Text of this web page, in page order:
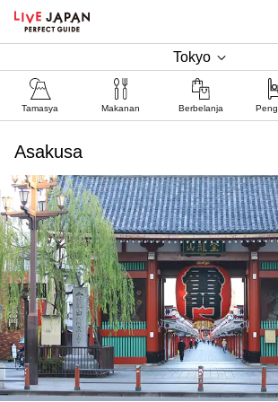
Tokyo
Tamasya Makanan Berbelanja
Asakusa